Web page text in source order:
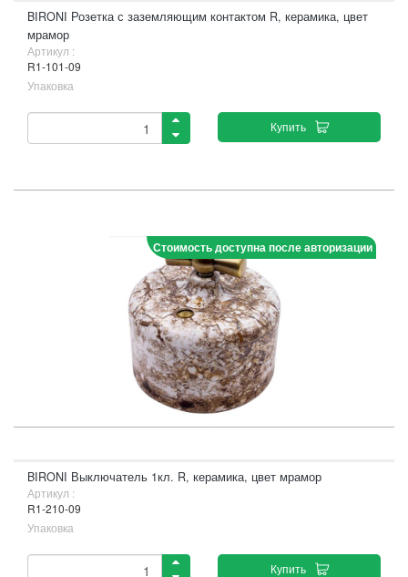
BIRONI Розетка с заземляющим контактом R, керамика, цвет
мрамор
Артикул :
R1-101-09
Упаковка
Купить
Стоимость доступна после авторизации
BIRONI Выключатель 1кл. R, керамика, цвет мрамор
Артикул :
R1-210-09
Упаковка
Купить